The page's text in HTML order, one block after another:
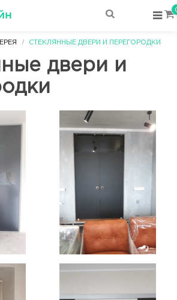
СТЕКЛЯННЫЕ ДВЕРИ И ПЕРЕГОРОДКИ
двери и